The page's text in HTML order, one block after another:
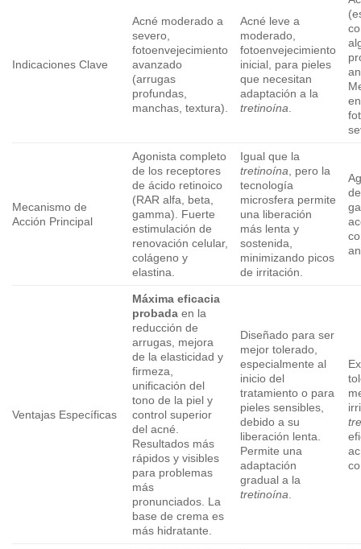
Indicaciones Clave
Acné moderado a
severo,
fotoenvejecimiento
avanzado
(arrugas
profundas,
manchas, textura).
Acné leve a
moderado,
fotoenvejecimiento
inicial, para pieles
que necesitan
adaptación a la
tretinoína
en
Mecanismo de
Acción Principal
Agonista completo
de los receptores
de ácido retinoico
(RAR alfa, beta,
gamma). Fuerte
estimulación de
renovación celular,
colágeno y
elastina.
Igual que la
tretinoína , pero la
tecnología
microsfera permite
una liberación
más lenta y
sostenida,
minimizando picos
de irritación.
Ventajas Específicas
Máxima eficacia
probada en la
reducción de
arrugas, mejora
de la elasticidad y
firmeza,
unificación del
tono de la piel y
control superior
del acné.
Resultados más
rápidos y visibles
para problemas
más
pronunciados. La
base de crema es
más hidratante.
Diseñado para ser
mejor tolerado,
especialmente al
inicio del
tratamiento o para
pieles sensibles,
debido a su
liberación lenta.
Permite una
adaptación
gradual a la
tretinoína